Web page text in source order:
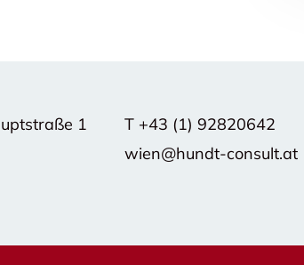
1
T +43 (1) 92820642
wien@hundt-consult.at